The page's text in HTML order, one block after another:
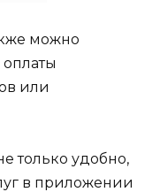
можно
оплаты
или
только удобно,
в приложении